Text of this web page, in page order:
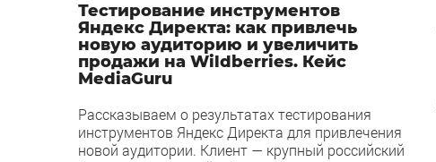
Тестирование инструментов
Яндекс Директа: как привлечь
новую аудиторию и увеличить
продажи на Wildberries. Кейс
MediaGuru
Рассказываем о результатах тестирования
инструментов Яндекс Директа для привлечения
новой аудитории. Клиент — крупный российский